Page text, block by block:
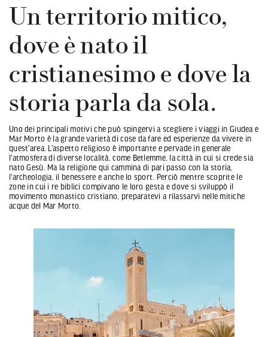
Un territorio mitico,
dove è nato il
cristianesimo e dove la
storia parla da sola.
Uno dei principali motivi che può spingervi a scegliere i viaggi in Giudea e
Mar Morto è la grande varietà di cose da fare ed esperienze da vivere in
quest'area. L'aspetto religioso è importante e pervade in generale
l'atmosfera di diverse località, come Betlemme, la città in cui si crede sia
nato Gesù. Ma la religione qui cammina di pari passo con la storia,
l'archeologia, il benessere e anche lo sport. Perciò mentre scoprite le
zone in cui i re biblici compivano le loro gesta e dove si sviluppò il
movimento monastico cristiano, preparatevi a rilassarvi nelle mitiche
acque del Mar Morto.